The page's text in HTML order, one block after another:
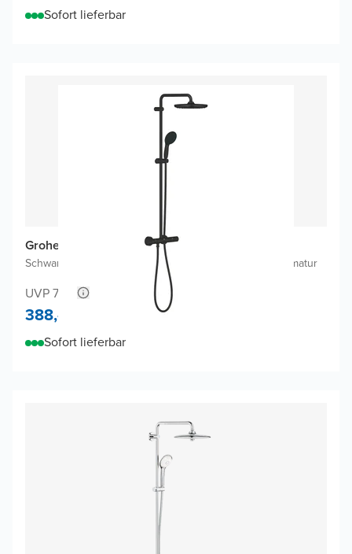
Sofort lieferbar
Grohe Vitalio Start 250 Duschsystem (2025)
Schwarz Matt Mit Wasserspartechnologie Thermostatarmatur
UVP 731,-
388,-
Sofort lieferbar